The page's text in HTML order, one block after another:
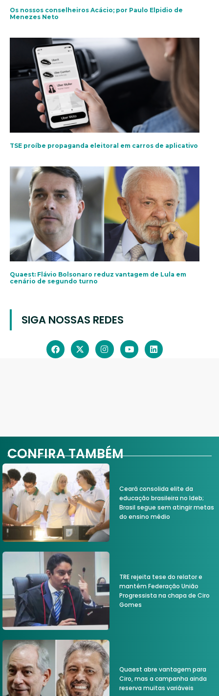
Os nossos conselheiros Acácio; por Paulo Elpidio de
Menezes Neto
TSE proíbe propaganda eleitoral em carros de aplicativo
Quaest: Flávio Bolsonaro reduz vantagem de Lula em
cenário de segundo turno
SIGA NOSSAS REDES
CONFIRA TAMBÉM
Ceará consolida elite da
educação brasileira no Ideb;
Brasil segue sem atingir metas
do ensino médio
TRE rejeita tese do relator e
mantém Federação União
Progressista na chapa de Ciro
Gomes
Quaest abre vantagem para
Ciro, mas a campanha ainda
reserva muitas variáveis